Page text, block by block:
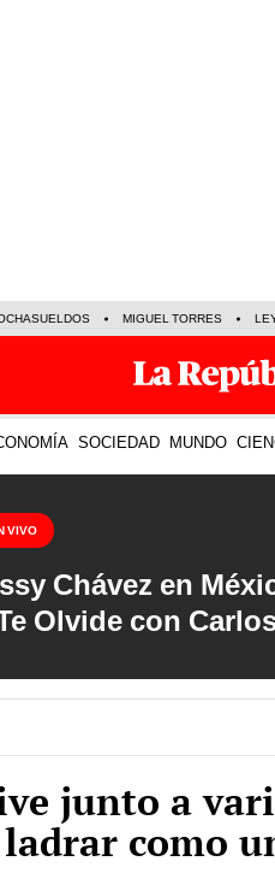
MIGUEL TORRES
SOCIEDAD MUNDO
VIVO
Chávez en
Olvide con
junto a
como